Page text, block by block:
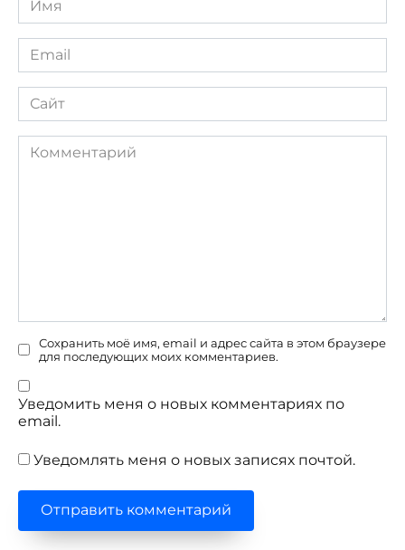
Email
Сайт
Комментарий
Сохранить моё имя, email и адрес сайта в этом браузере
для последующих моих комментариев.
Уведомить меня о новых комментариях по
email.
Уведомлять меня о новых записях почтой.